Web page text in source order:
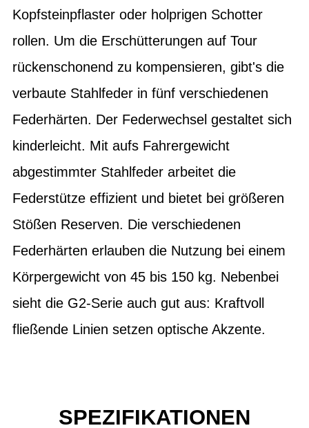
Kopfsteinpflaster oder holprigen Schotter
rollen. Um die Erschütterungen auf Tour
rückenschonend zu kompensieren, gibt's die
verbaute Stahlfeder in fünf verschiedenen
Federhärten. Der Federwechsel gestaltet sich
kinderleicht. Mit aufs Fahrergewicht
abgestimmter Stahlfeder arbeitet die
Federstütze effizient und bietet bei größeren
Stößen Reserven. Die verschiedenen
Federhärten erlauben die Nutzung bei einem
Körpergewicht von 45 bis 150 kg. Nebenbei
sieht die G2-Serie auch gut aus: Kraftvoll
fließende Linien setzen optische Akzente.
SPEZIFIKATIONEN